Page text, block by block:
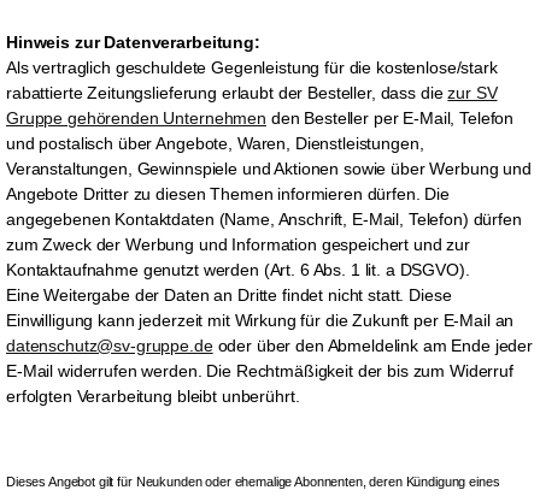
Hinweis zur Datenverarbeitung:
Als vertraglich geschuldete Gegenleistung für die kostenlose/stark
rabattierte Zeitungslieferung erlaubt der Besteller, dass diezur SV
Gruppe gehörenden Unternehmen den Besteller per E-Mail, Telefon
und postalisch über Angebote, Waren, Dienstleistungen,
Veranstaltungen, Gewinnspiele und Aktionen sowie über Werbung und
Angebote Dritter zu diesen Themen informieren dürfen. Die
angegebenen Kontaktdaten (Name, Anschrift, E-Mail, Telefon) dürfen
zum Zweck der Werbung und Information gespeichert und zur
Kontaktaufnahme genutzt werden (Art. 6 Abs. 1 lit. a DSGVO).
Eine Weitergabe der Daten an Dritte findet nicht statt. Diese
Einwilligung kann jederzeit mit Wirkung für die Zukunft per E-Mail an
datenschutz@sv-gruppe.deoder über den Abmeldelink am Ende jeder
E-Mail widerrufen werden. Die Rechtmäßigkeit der bis zum Widerruf
erfolgten Verarbeitung bleibt unberührt.
Dieses Angebot gilt für Neukunden oder ehemalige Abonnenten, deren Kündigung eines